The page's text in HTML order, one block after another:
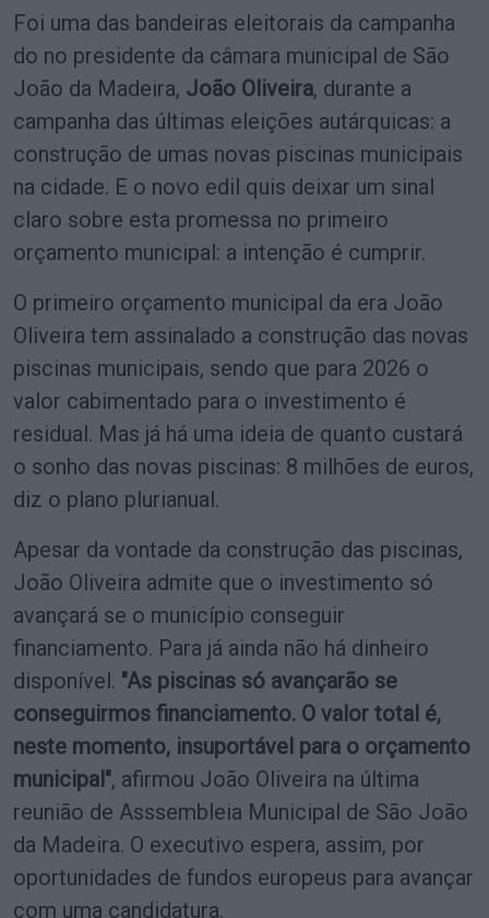
Foi uma das bandeiras eleitorais da campanha
do no presidente da câmara municipal de São
João da Madeira, João Oliveira, durante a
campanha das últimas eleições autárquicas: a
construção de umas novas piscinas municipais
na cidade. E o novo edil quis deixar um sinal
claro sobre esta promessa no primeiro
orçamento municipal: a intenção é cumprir.
O primeiro orçamento municipal da era João
Oliveira tem assinalado a construção das novas
piscinas municipais, sendo que para 2026 o
valor cabimentado para o investimento é
residual. Mas já há uma ideia de quanto custará
o sonho das novas piscinas: 8 milhões de euros,
diz o plano plurianual.
Apesar da vontade da construção das piscinas,
João Oliveira admite que o investimento só
avançará se o município conseguir
financiamento. Para já ainda não há dinheiro
disponível. "As piscinas só avançarão se
conseguirmos financiamento. O valor total é,
neste momento, insuportável para o orçamento
municipal", afirmou João Oliveira na última
reunião de Asssembleia Municipal de São João
da Madeira. O executivo espera, assim, por
oportunidades de fundos europeus para avançar
com uma candidatura.